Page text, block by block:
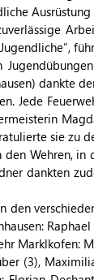
dankte
Jede
sie zu
Wehren,
dankten
Marklkofen:
(3),